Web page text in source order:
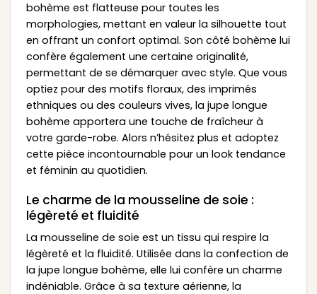
bohème est flatteuse pour toutes les
morphologies, mettant en valeur la silhouette tout
en offrant un confort optimal. Son côté bohème lui
confère également une certaine originalité,
permettant de se démarquer avec style. Que vous
optiez pour des motifs floraux, des imprimés
ethniques ou des couleurs vives, la jupe longue
bohème apportera une touche de fraîcheur à
votre garde-robe. Alors n’hésitez plus et adoptez
cette pièce incontournable pour un look tendance
et féminin au quotidien.
Le charme de la mousseline de soie :
légèreté et fluidité
La mousseline de soie est un tissu qui respire la
légèreté et la fluidité. Utilisée dans la confection de
la jupe longue bohème, elle lui confère un charme
indéniable. Grâce à sa texture aérienne, la